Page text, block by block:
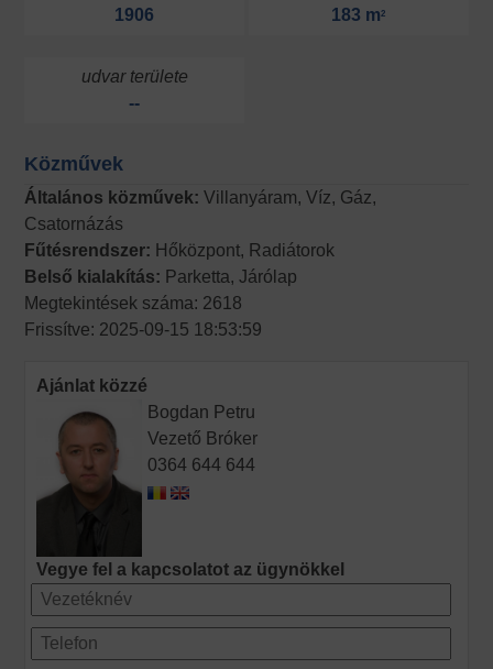
1906
183 m2
udvar területe
--
Közművek
Általános közművek: Villanyáram, Víz, Gáz,
Csatornázás
Fűtésrendszer: Hőközpont, Radiátorok
Belső kialakítás: Parketta, Járólap
Megtekintések száma: 2618
Frissítve: 2025-09-15 18:53:59
Ajánlat közzé
Bogdan Petru
Vezető Bróker
0364 644 644
Vegye fel a kapcsolatot az ügynökkel